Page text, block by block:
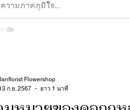
ความภาคภูมิใจ...
Flowershop
ก.ย. 2567
ยาว 1 นาที